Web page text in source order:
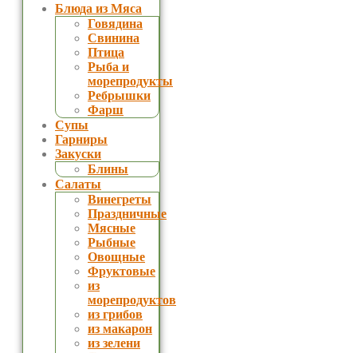
Блюда из Мяса
Говядина
Свинина
Птица
Рыба и
морепродукты
Ребрышки
Фарш
Супы
Гарниры
Закуски
Блины
Салаты
Винегреты
Праздничные
Мясные
Рыбные
Овощные
Фруктовые
из
морепродуктов
из грибов
из макарон
из зелени